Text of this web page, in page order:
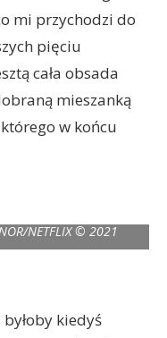
mi przychodzi do
pięciu
cała obsada
mieszanką
w końcu
NETFLIX © 2021
kiedyś